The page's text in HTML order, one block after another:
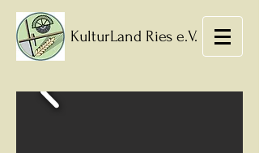
KulturLand Ries e.V.